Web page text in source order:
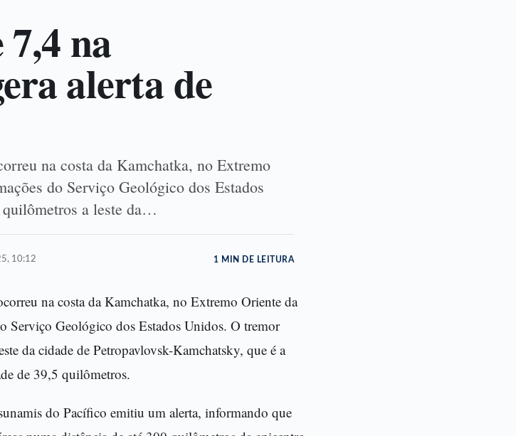
na
alerta de
na costa da Kamchatka, no Extremo
do Serviço Geológico dos Estados
a leste da…
10:12 1 MIN DE LEITURA
na costa da Kamchatka, no Extremo Oriente da
Serviço Geológico dos Estados Unidos. O tremor
da cidade de Petropavlovsk-Kamchatsky, que é a
de 39,5 quilômetros.
do Pacífico emitiu um alerta, informando que